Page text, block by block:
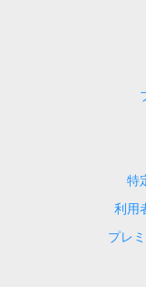
特
利用
プレ